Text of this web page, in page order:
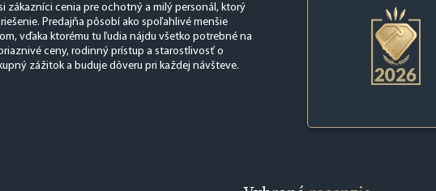
zákazníci cenia pre ochotný a milý personál, ktorý
Predajňa pôsobí ako spoľahlivé menšie
vďaka ktorému tu ľudia nájdu všetko potrebné na
ceny, rodinný prístup a starostlivosť o
zážitok a buduje dôveru pri každej návšteve.